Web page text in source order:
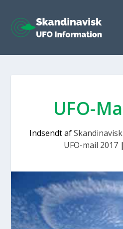
UFO-
Indsendt af
UFO-mail 2017 |